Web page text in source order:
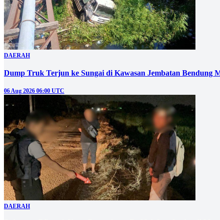
DAERAH
Dump Truk Terjun ke Sungai di Kawasan Jembatan Bendung
06 Aug 2026 06:00 UTC
DAERAH